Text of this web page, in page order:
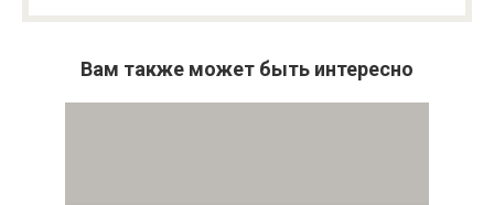
Вам также может быть интересно